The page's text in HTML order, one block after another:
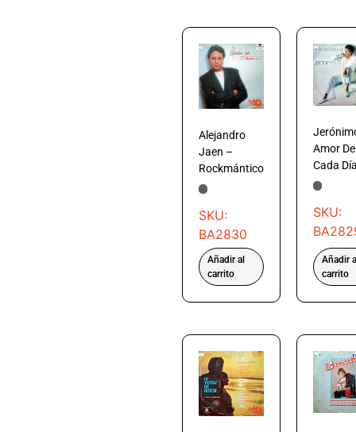
Alejandro
Jaen –
Rockmántico
SKU:
BA2830
Añadir al
carrito
Amor De
Cada
SKU:
Añadir
carrito